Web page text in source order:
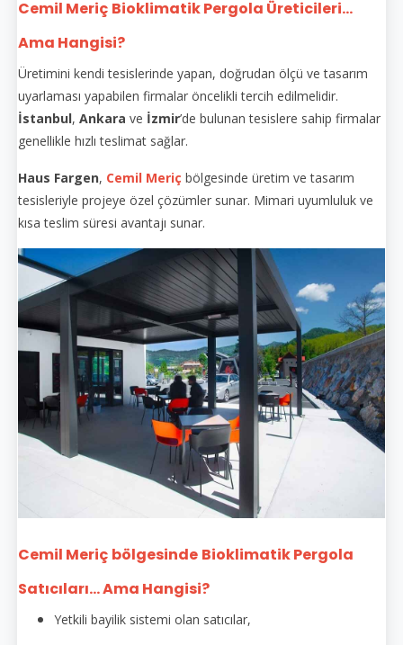
Cemil Meriç Bioklimatik Pergola Üreticileri...
Ama Hangisi?
Üretimini kendi tesislerinde yapan, doğrudan ölçü ve tasarım
uyarlaması yapabilen firmalar öncelikli tercih edilmelidir.
İstanbul, Ankara ve İzmir’de bulunan tesislere sahip firmalar
genellikle hızlı teslimat sağlar.
Haus Fargen, Cemil Meriç bölgesinde üretim ve tasarım
tesisleriyle projeye özel çözümler sunar. Mimari uyumluluk ve
kısa teslim süresi avantajı sunar.
Cemil Meriç bölgesinde Bioklimatik Pergola
Satıcıları... Ama Hangisi?
Yetkili bayilik sistemi olan satıcılar,